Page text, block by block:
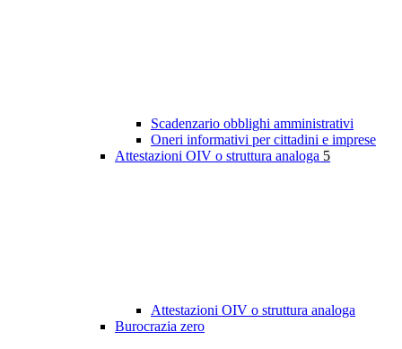
Scadenzario obblighi amministrativi
Oneri informativi per cittadini e imprese
Attestazioni OIV o struttura analoga 5
Attestazioni OIV o struttura analoga
Burocrazia zero